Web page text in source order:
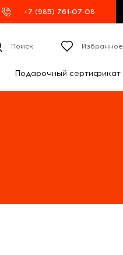
+7 (985) 761-07-08
Поиск Избранное
Подарочный сертификат